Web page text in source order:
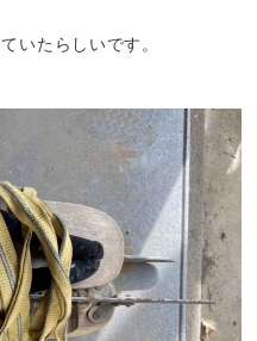
いたらしいです。